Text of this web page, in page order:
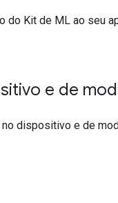
do Kit de ML ao seu
e de
dispositivo e de